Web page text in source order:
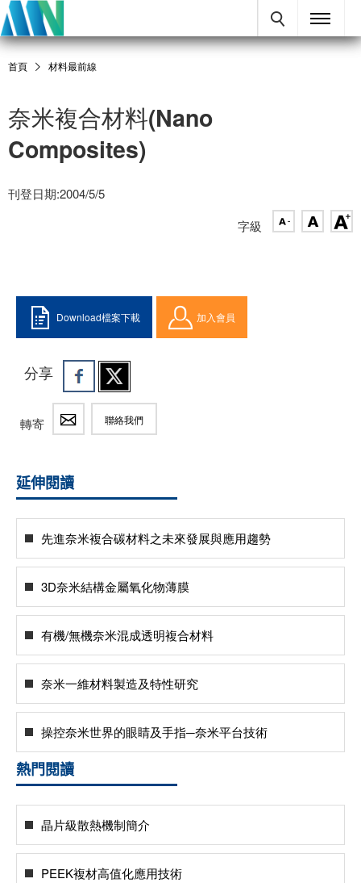
首頁 材料最前線
奈米複合材料(Nano
Composites)
刊登日期:2004/5/5
字級
Download檔案下載 加入會員
分享
轉寄 聯絡我們
延伸閱讀
先進奈米複合碳材料之未來發展與應用趨勢
3D奈米結構金屬氧化物薄膜
有機/無機奈米混成透明複合材料
奈米一維材料製造及特性研究
操控奈米世界的眼睛及手指─奈米平台技術
熱門閱讀
晶片級散熱機制簡介
PEEK複材高值化應用技術